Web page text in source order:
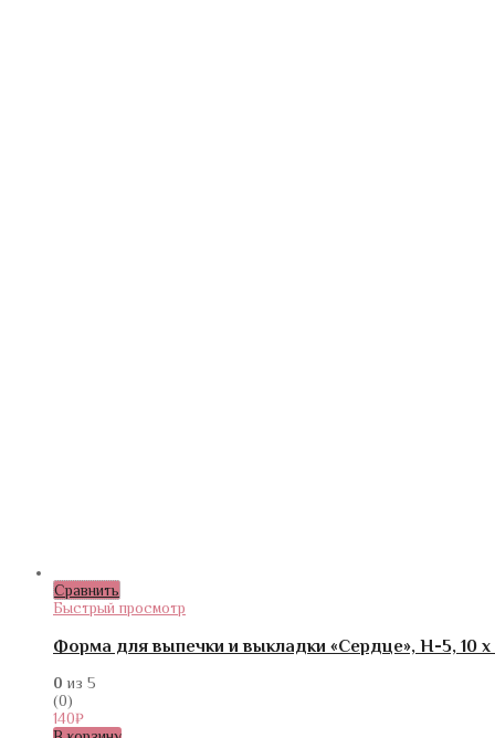
Сравнить
Быстрый просмотр
Форма для выпечки и выкладки «Сердце», H-5, 10 х
0 из 5
(0)
140₽